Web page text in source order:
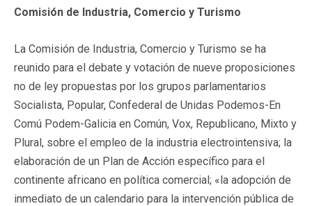
Comisión de Industria, Comercio y Turismo
La Comisión de Industria, Comercio y Turismo se ha
reunido para el debate y votación de nueve proposiciones
no de ley propuestas por los grupos parlamentarios
Socialista, Popular, Confederal de Unidas Podemos-En
Comú Podem-Galicia en Común, Vox, Republicano, Mixto y
Plural, sobre el empleo de la industria electrointensiva; la
elaboración de un Plan de Acción específico para el
continente africano en política comercial; «la adopción de
inmediato de un calendario para la intervención pública de